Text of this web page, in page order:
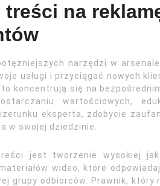
treści na
narzędzi w arsenale
usługi i przyciągać nowych
koncentrują się na
wartościowych,
eksperta, zdobycie
w swojej dziedzinie.
jest tworzenie wysokiej
wideo, które
grupy odbiorców. Prawnik, który